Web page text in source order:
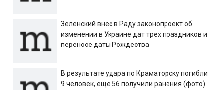
Зеленский внес в Раду законопроект об
изменении в Украине дат трех праздников и
переносе даты Рождества
В результате удара по Краматорску погибли
9 человек, еще 56 получили ранения (фото)